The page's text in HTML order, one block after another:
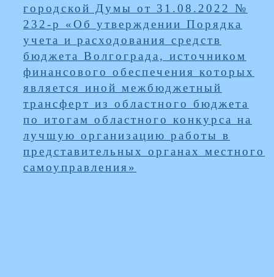
городской Думы от 31.08.2022 №
232-р «Об утверждении Порядка
учета и расходования средств
бюджета Волгограда, источником
финансового обеспечения которых
является иной межбюджетный
трансферт из областного бюджета
по итогам областного конкурса на
лучшую организацию работы в
представительных органах местного
самоуправления»